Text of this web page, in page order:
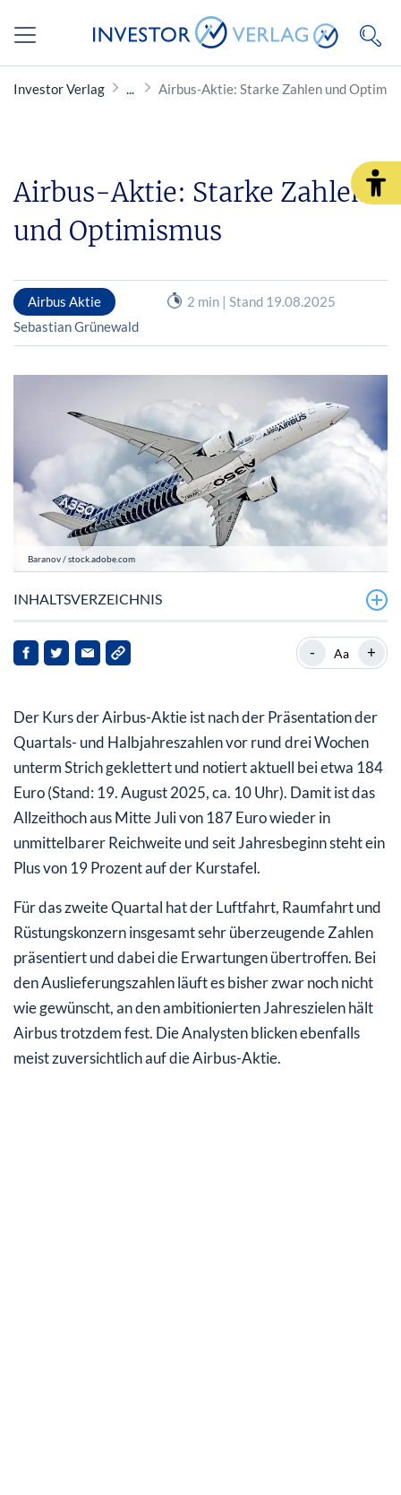
Investor Verlag Airbus-Aktie: Starke Zahlen und
Airbus-Aktie: Starke Zahlen
und Optimismus
Airbus Aktie
2 min | Stand 19.08.2025
Sebastian Grünewald
Baranov / stock.adobe.com
INHALTSVERZEICHNIS
Airbus mit mehr Gewinn – und weniger Auslieferungen
- Aa +
Der Kurs der Airbus-Aktie ist nach der Präsentation der
Quartals- und Halbjahreszahlen vor rund drei Wochen
unterm Strich geklettert und notiert aktuell bei etwa 184
Euro (Stand: 19. August 2025, ca. 10 Uhr). Damit ist das
Allzeithoch aus Mitte Juli von 187 Euro wieder in
unmittelbarer Reichweite und seit Jahresbeginn steht ein
Plus von 19 Prozent auf der Kurstafel.
Für das zweite Quartal hat der Luftfahrt, Raumfahrt und
Rüstungskonzern insgesamt sehr überzeugende Zahlen
präsentiert und dabei die Erwartungen übertroffen. Bei
den Auslieferungszahlen läuft es bisher zwar noch nicht
wie gewünscht, an den ambitionierten Jahreszielen hält
Airbus trotzdem fest. Die Analysten blicken ebenfalls
meist zuversichtlich auf die Airbus-Aktie.